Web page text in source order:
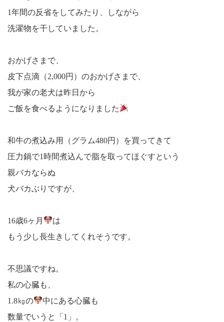
1年間の反省をしてみたり、しながら
洗濯物を干していました。
おかげさまで、
皮下点滴（2,000円）のおかげさまで、
我が家の老犬は昨日から
ご飯を食べるようになりました
和牛の煮込み用（グラム480円）を買ってきて
圧力鍋で1時間煮込んで脂を取ってほぐすという
親バカならぬ
犬バカぶりですが、
16歳6ヶ月
は
もう少し長生きしてくれそうです。
不思議ですね。
私の心臓も、
1.8㎏の
中にある心臓も
数量でいうと「1」。